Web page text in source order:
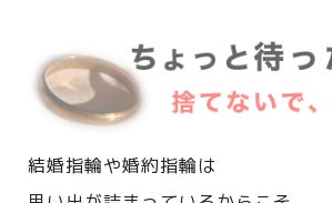
結婚指輪や婚約指輪は